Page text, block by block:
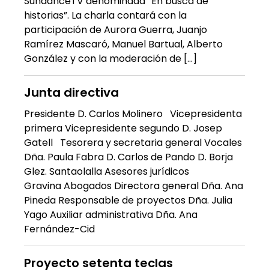
historias”. La charla contará con la
participación de Aurora Guerra, Juanjo
Ramírez Mascaró, Manuel Bartual, Alberto
González y con la moderación de […]
Junta directiva
Presidente D. Carlos Molinero Vicepresidenta
primera Vicepresidente segundo D. Josep
Gatell Tesorera y secretaria general Vocales
Dña. Paula Fabra D. Carlos de Pando D. Borja
Glez. Santaolalla Asesores jurídicos
Gravina Abogados Directora general Dña. Ana
Pineda Responsable de proyectos Dña. Julia
Yago Auxiliar administrativa Dña. Ana
Fernández-Cid
Proyecto setenta teclas